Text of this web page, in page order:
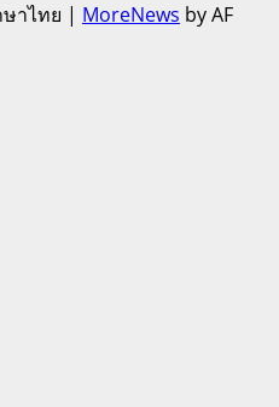
าไทย | MoreNews by AF